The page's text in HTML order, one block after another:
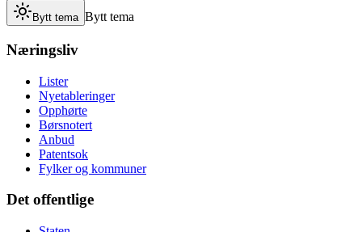
Bytt tema Bytt tema
Næringsliv
Lister
Nyetableringer
Opphørte
Børsnotert
Anbud
Patentsok
Fylker og kommuner
Det offentlige